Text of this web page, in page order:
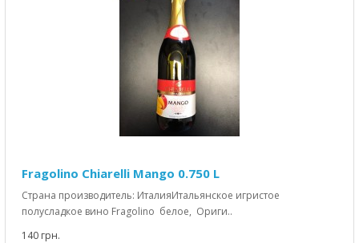
Fragolino Chiarelli Mango 0.750 L
Страна производитель: ИталияИтальянское игристое
полусладкое вино Fragolino белое, Ориги..
140 грн.